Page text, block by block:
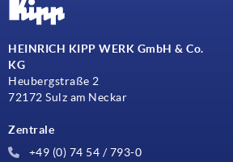
HEINRICH KIPP WERK GmbH & Co.
KG
Heubergstraße 2
72172 Sulz am Neckar
Zentrale
+49 (0) 74 54 / 793-0